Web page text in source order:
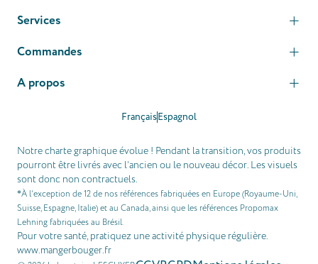
Services
Commandes
A propos
FrançaisEspagnol
Notre charte graphique évolue ! Pendant la transition, vos produits
pourront être livrés avec l’ancien ou le nouveau décor. Les visuels
sont donc non contractuels.
*À l’exception de 12 de nos références fabriquées en Europe (Royaume-Uni,
Suisse, Espagne, Italie) et au Canada, ainsi que les références Propomax
Lehning fabriquées au Brésil.
Pour votre santé, pratiquez une activité physique régulière.
www.mangerbouger.fr